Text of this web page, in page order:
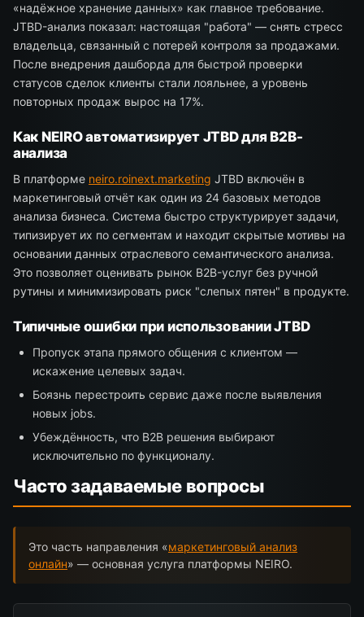
«надёжное хранение данных» как главное требование.
JTBD-анализ показал: настоящая "работа" — снять стресс
владельца, связанный с потерей контроля за продажами.
После внедрения дашборда для быстрой проверки
статусов сделок клиенты стали лояльнее, а уровень
повторных продаж вырос на 17%.
Как NEIRO автоматизирует JTBD для B2B-
анализа
В платформе neiro.roinext.marketing JTBD включён в
маркетинговый отчёт как один из 24 базовых методов
анализа бизнеса. Система быстро структурирует задачи,
типизирует их по сегментам и находит скрытые мотивы на
основании данных отраслевого семантического анализа.
Это позволяет оценивать рынок B2B-услуг без ручной
рутины и минимизировать риск "слепых пятен" в продукте.
Типичные ошибки при использовании JTBD
Пропуск этапа прямого общения с клиентом —
искажение целевых задач.
Боязнь перестроить сервис даже после выявления
новых jobs.
Убеждённость, что B2B решения выбирают
исключительно по функционалу.
Часто задаваемые вопросы
Это часть направления «маркетинговый анализ
онлайн» — основная услуга платформы NEIRO.